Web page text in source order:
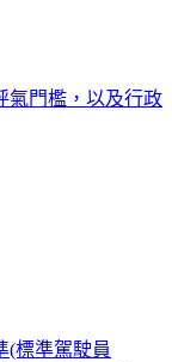
氣門檻，以及行政
(標準駕駛員